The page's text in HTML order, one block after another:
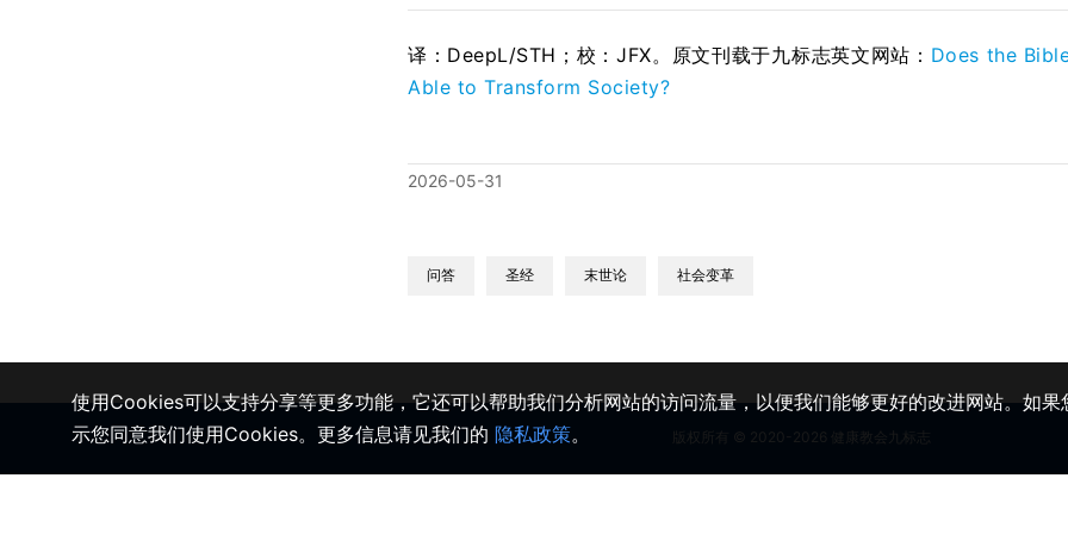
译：DeepL/STH；校：JFX。原文刊载于九标志英文网站： Does the
Able to Transform Society?
2026-05-31
问答 圣经 末世论 社会变革
版权所有 © 2020-2026 健康教会九标志
使用Cookies可以支持分享等更多功能，它还可以帮助我们分析网站的访问流量，以便我们能够更好的改进网站。如
示您同意我们使用Cookies。更多信息请见我们的 隐私政策。